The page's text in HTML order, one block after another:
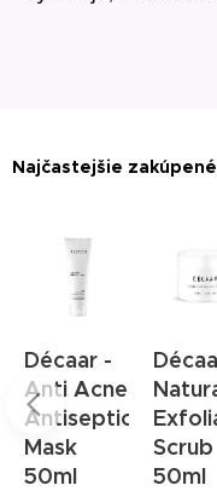
Najčastejšie
Décaar -
Anti Acne
Antiseptic
Mask
50ml
Scrub
50ml